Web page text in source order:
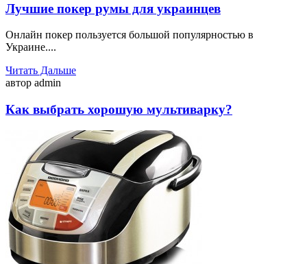
Лучшие покер румы для украинцев
Онлайн покер пользуется большой популярностью в
Украине....
Читать Дальше
автор admin
Как выбрать хорошую мультиварку?